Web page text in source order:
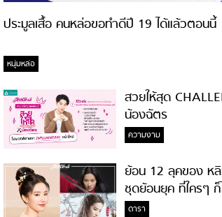
ประมูลเสื้อ คนหล่อขอทำดีปี 19 ได้แล้วตอนนี้
หนุ่มหล่อ
สวยให้สุด
น้องฉัตร
ความงาม
ย้อน 12 ลุคของ หลิ
ชุดย้อนยุค ที่ใครๆ ก็
ความสวย!
ดารา